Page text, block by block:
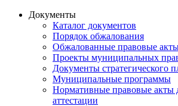
Документы
Каталог документов
Порядок обжалования
Обжалованные правовые
Проекты муниципальных
Документы стратегического
Муниципальные программы
Нормативные правовые акты
аттестации